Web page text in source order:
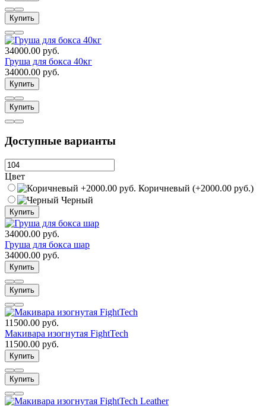
Купить
34000.00 руб.
Груша для бокса 40кг
34000.00 руб.
Купить
Купить
Доступные варианты
Цвет
Коричневый (+2000.00 руб.)
Черный
Купить
34000.00 руб.
Груша для бокса шар
34000.00 руб.
Купить
Купить
11500.00 руб.
Макивара изогнутая FightTech
11500.00 руб.
Купить
Купить